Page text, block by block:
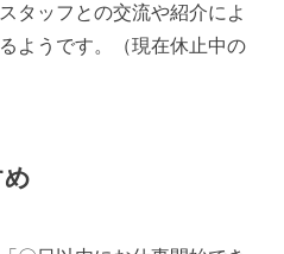
タッフとの交流や紹介によ
ようです。（現在休止中の